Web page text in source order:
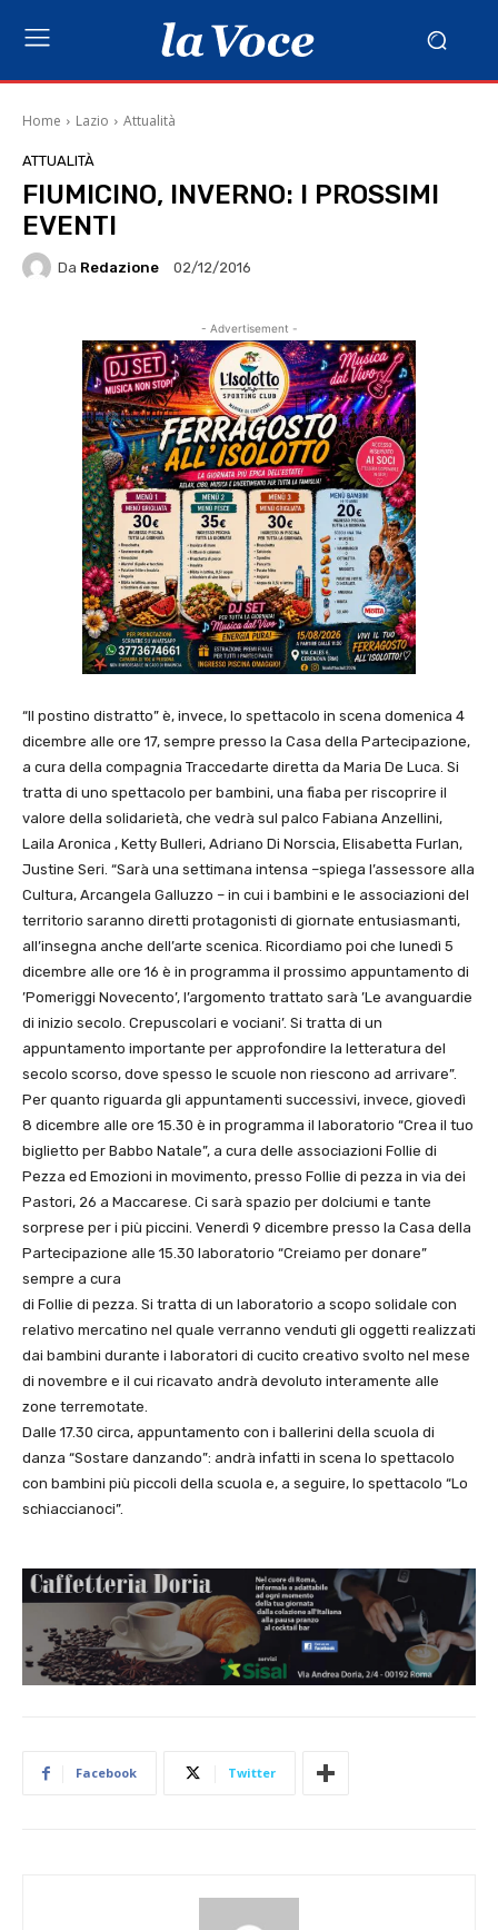
Home Lazio Attualità
ATTUALITÀ
FIUMICINO, INVERNO: I PROSSIMI
EVENTI
Da Redazione 02/12/2016
- Advertisement -
“Il postino distratto” è, invece, lo spettacolo in scena domenica 4
dicembre alle ore 17, sempre presso la Casa della Partecipazione,
a cura della compagnia Traccedarte diretta da Maria De Luca. Si
tratta di uno spettacolo per bambini, una fiaba per riscoprire il
valore della solidarietà, che vedrà sul palco Fabiana Anzellini,
Laila Aronica , Ketty Bulleri, Adriano Di Norscia, Elisabetta Furlan,
Justine Seri. “Sarà una settimana intensa –spiega l’assessore alla
Cultura, Arcangela Galluzzo – in cui i bambini e le associazioni del
territorio saranno diretti protagonisti di giornate entusiasmanti,
all’insegna anche dell’arte scenica. Ricordiamo poi che lunedì 5
dicembre alle ore 16 è in programma il prossimo appuntamento di
’Pomeriggi Novecento’, l’argomento trattato sarà ’Le avanguardie
di inizio secolo. Crepuscolari e vociani’. Si tratta di un
appuntamento importante per approfondire la letteratura del
secolo scorso, dove spesso le scuole non riescono ad arrivare”.
Per quanto riguarda gli appuntamenti successivi, invece, giovedì
8 dicembre alle ore 15.30 è in programma il laboratorio “Crea il tuo
biglietto per Babbo Natale”, a cura delle associazioni Follie di
Pezza ed Emozioni in movimento, presso Follie di pezza in via dei
Pastori, 26 a Maccarese. Ci sarà spazio per dolciumi e tante
sorprese per i più piccini. Venerdì 9 dicembre presso la Casa della
Partecipazione alle 15.30 laboratorio “Creiamo per donare”
sempre a cura
di Follie di pezza. Si tratta di un laboratorio a scopo solidale con
relativo mercatino nel quale verranno venduti gli oggetti realizzati
dai bambini durante i laboratori di cucito creativo svolto nel mese
di novembre e il cui ricavato andrà devoluto interamente alle
zone terremotate.
Dalle 17.30 circa, appuntamento con i ballerini della scuola di
danza “Sostare danzando”: andrà infatti in scena lo spettacolo
con bambini più piccoli della scuola e, a seguire, lo spettacolo “Lo
schiaccianoci”.
Facebook Twitter